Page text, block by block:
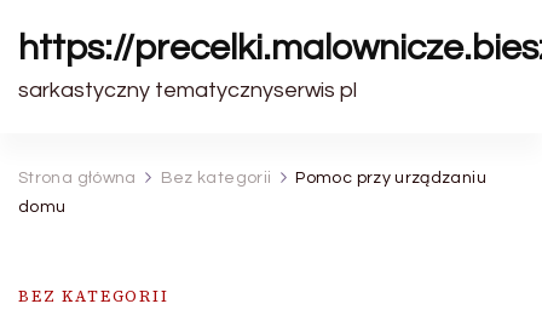
https://
sarkastyczny tematycznyserwis pl
Strona główna Bez kategorii
Pomoc przy urządzaniu
domu
BEZ KATEGORII